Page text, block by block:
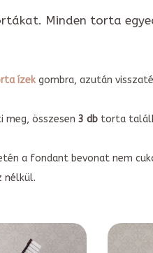
Minden torta
ízekgombra, azután
összesen 3 dbtorta
a fondant bevonat nem
nélkül.